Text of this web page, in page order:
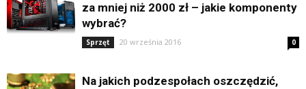
za mniej niż 2000 zł – jakie komponenty
wybrać?
Sprzęt 20 września 2016 0
Na jakich podzespołach oszczędzić,